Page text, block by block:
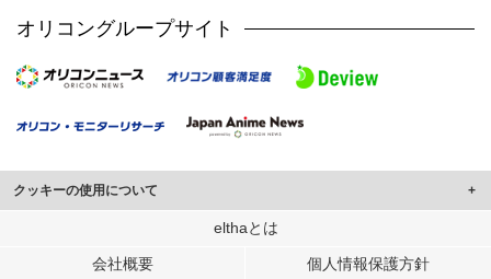
オリコングループサイト
クッキーの使用について
このサイトでは Cookie を使用して、ユーザーに合わせたコンテンツや広告の
行っています。
elthaとは
会社概要 個人情報保護方針